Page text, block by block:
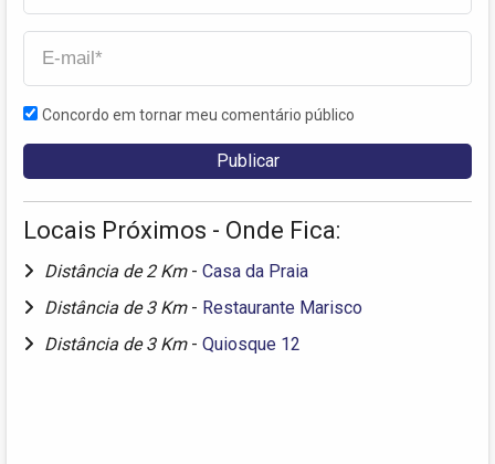
Concordo em tornar meu comentário público
Locais Próximos - Onde Fica:
Distância de 2 Km - Casa da Praia
Distância de 3 Km - Restaurante Marisco
Distância de 3 Km - Quiosque 12